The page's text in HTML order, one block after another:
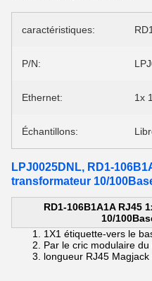
caractéristiques:
P/N:
Ethernet: 1x
Échantillons:
LPJ0025DNL, RD1-
transformateur 10/
RD1-106B1A1A RJ45
10/
1X1 étiquette-vers le
Par le cric modulaire du
longueur RJ45 Magjack